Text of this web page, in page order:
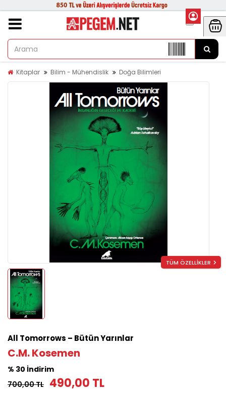
Kitaplar Bilim - Mühendislik Doğa Bilimleri
TÜM ÖZELLİKLER
All Tomorrows – Bütün Yarınlar
C.M. Kosemen
% 30 İndirim
700,00 TL 490,00 TL